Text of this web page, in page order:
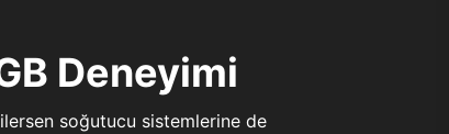
Deneyimi
soğutucu sistemlerine de